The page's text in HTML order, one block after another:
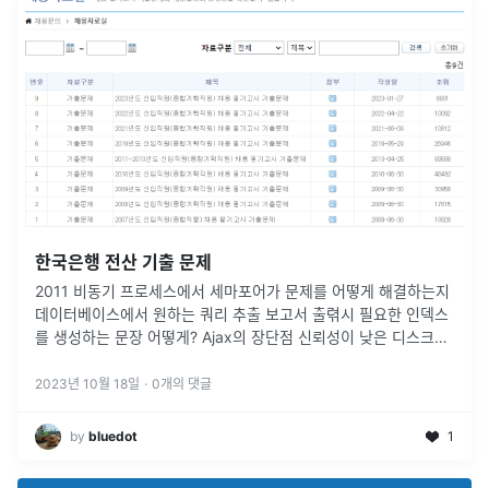
한국은행 전산 기출 문제
2011 비동기 프로세스에서 세마포어가 문제를 어떻게 해결하는지
데이터베이스에서 원하는 쿼리 추출 보고서 출렦시 필요한 인덱스
를 생성하는 문장 어떻게? Ajax의 장단점 신뢰성이 낮은 디스크를
ra...
2023년 10월 18일 · 0개의 댓글
by bluedot 1